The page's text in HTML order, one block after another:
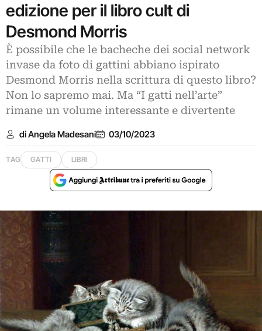
edizione per il libro cult di
Desmond Morris
È possibile che le bacheche dei social network
invase da foto di gattini abbiano ispirato
Desmond Morris nella scrittura di questo libro?
Non lo sapremo mai. Ma “I gatti nell’arte”
rimane un volume interessante e divertente
di Angela Madesani 03/10/2023
TAG GATTI LIBRI